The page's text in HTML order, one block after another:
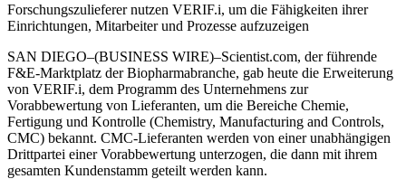
Forschungszulieferer nutzen VERIF.i, um die Fähigkeiten ihrer
Einrichtungen, Mitarbeiter und Prozesse aufzuzeigen
SAN DIEGO–(BUSINESS WIRE)–Scientist.com, der führende
F&E-Marktplatz der Biopharmabranche, gab heute die Erweiterung
von VERIF.i, dem Programm des Unternehmens zur
Vorabbewertung von Lieferanten, um die Bereiche Chemie,
Fertigung und Kontrolle (Chemistry, Manufacturing and Controls,
CMC) bekannt. CMC-Lieferanten werden von einer unabhängigen
Drittpartei einer Vorabbewertung unterzogen, die dann mit ihrem
gesamten Kundenstamm geteilt werden kann.